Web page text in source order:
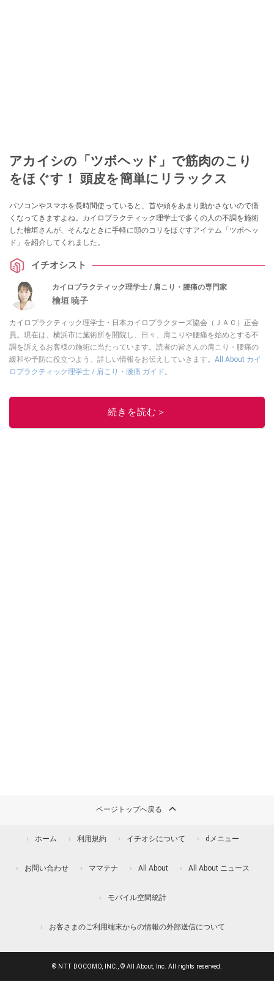
アカイシの「ツボヘッド」で筋肉のこり
をほぐす！ 頭皮を簡単にリラックス
パソコンやスマホを長時間使っていると、首や頭をあまり動かさないので痛
くなってきますよね。カイロプラクティック理学士で多くの人の不調を施術
した檜垣さんが、そんなときに手軽に頭のコリをほぐすアイテム「ツボヘッ
ド」を紹介してくれました。
イチオシスト
カイロプラクティック理学士 / 肩こり・腰痛の専門家
檜垣 暁子
カイロプラクティック理学士・日本カイロプラクターズ協会（ＪＡＣ）正会
員。現在は、横浜市に施術所を開院し、日々、肩こりや腰痛を始めとする不
調を訴えるお客様の施術に当たっています。読者の皆さんの肩こり・腰痛の
緩和や予防に役立つよう、詳しい情報をお伝えしていきます。 All About カイ
ロプラクティック理学士 / 肩こり・腰痛 ガイド。
続きを読む＞
ページトップへ戻る
ホーム 利用規約 イチオシについて dメニュー
お問い合わせ ママテナ All About All About ニュース
モバイル空間統計
お客さまのご利用端末からの情報の外部送信について
© NTT DOCOMO, INC., © All About, Inc. All rights reserved.